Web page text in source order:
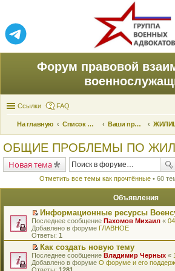
Форум правовой
Ссылки FAQ
На главную Список форумов Ваши права и их реализация
ОБЩИЕ ПРОБЛЕМЫ ПО
Новая тема
Отметить все темы как прочтённые• 60
Объявления
П
е
р
е
й
т
и
Информационные ресурсы
Последнее сообщение Пахомов Михаил «
Добавлено в форуме ГЛАВНОЕ
Ответы: 1
П
е
р
Как создать новую тему
Последнее сообщение Владимир Черных «
Добавлено в форуме О форуме и его